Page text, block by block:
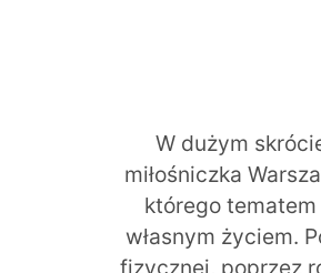
W dużym
miłośniczka
którego
własnym życiem.
fizycznej, poprzez